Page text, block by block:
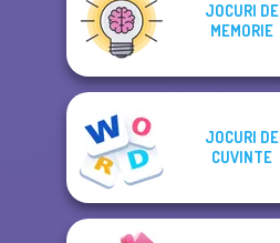
Word Haven
JOCURI DE
MEMORIE
JOCURI DE
CUVINTE